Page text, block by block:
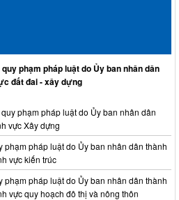
phạm pháp luật do Ủy ban nhân dân
đất đai - xây dựng
phạm pháp luật do Ủy ban nhân dân
vực Xây dựng
phạm pháp luật do Ủy ban nhân dân thành
vực kiến trúc
phạm pháp luật do Ủy ban nhân dân thành
vực quy hoạch đô thị và nông thôn